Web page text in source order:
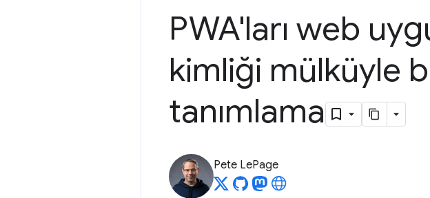
PWA'ları web
kimliği mülküyle
tanımlama
Pete LePage